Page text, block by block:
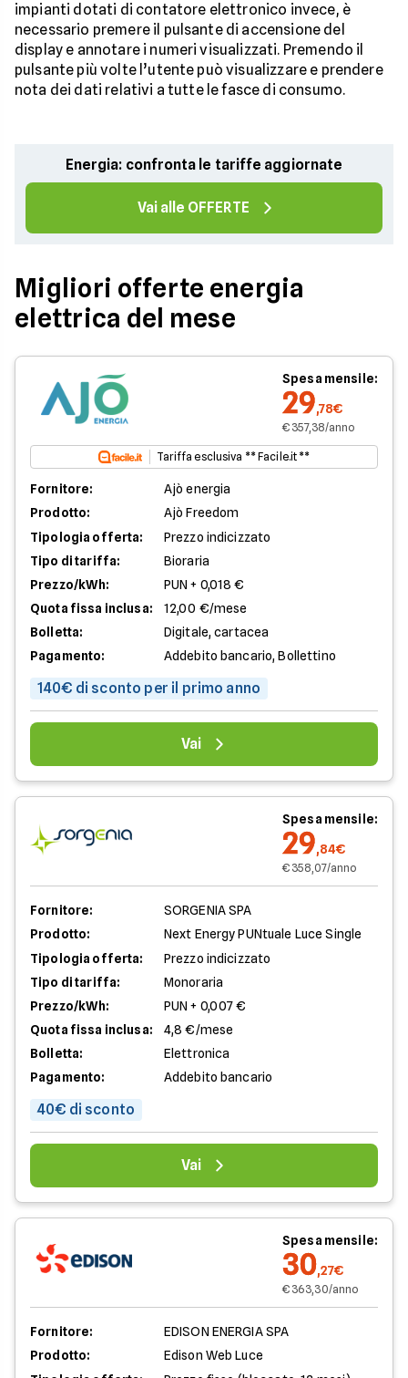
impianti dotati di contatore elettronico invece, è
necessario premere il pulsante di accensione del
display e annotare i numeri visualizzati. Premendo il
pulsante più volte l’utente può visualizzare e prendere
nota dei dati relativi a tutte le fasce di consumo.
Energia: confronta le tariffe aggiornate
Vai alle OFFERTE
Migliori offerte energia
elettrica del mese
Spesa mensile:
29,78€
€ 357,38/anno
Tariffa esclusiva ** Facile.it **
Fornitore:
Ajò energia
Prodotto:
Ajò Freedom
Tipologia offerta:
Prezzo indicizzato
Tipo di tariffa:
Bioraria
Prezzo/kWh:
PUN + 0,018 €
Quota fissa inclusa:
12,00 €/mese
Bolletta:
Digitale, cartacea
Pagamento:
Addebito bancario, Bollettino
140€ di sconto per il primo anno
Vai
Spesa mensile:
29,84€
€ 358,07/anno
Fornitore:
SORGENIA SPA
Prodotto:
Next Energy PUNtuale Luce Single
Tipologia offerta:
Prezzo indicizzato
Tipo di tariffa:
Monoraria
Prezzo/kWh:
PUN + 0,007 €
Quota fissa inclusa:
4,8 €/mese
Bolletta:
Elettronica
Pagamento:
Addebito bancario
40€ di sconto
Vai
Spesa mensile:
30,27€
€ 363,30/anno
Fornitore:
EDISON ENERGIA SPA
Prodotto:
Edison Web Luce